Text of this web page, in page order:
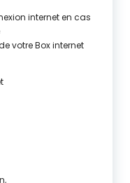
internet en cas
votre Box internet